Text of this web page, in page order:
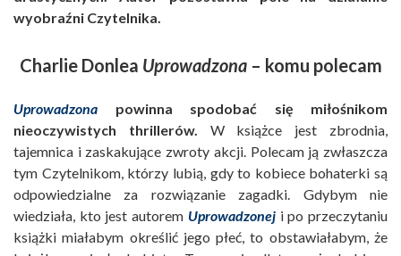
wyobraźni Czytelnika.
Charlie Donlea Uprowadzona– komu polecam
Uprowadzona powinna spodobać się miłośnikom
nieoczywistych thrillerów. W książce jest zbrodnia,
tajemnica i zaskakujące zwroty akcji. Polecam ją zwłaszcza
tym Czytelnikom, którzy lubią, gdy to kobiece bohaterki są
odpowiedzialne za rozwiązanie zagadki. Gdybym nie
wiedziała, kto jest autorem Uprowadzoneji po przeczytaniu
książki miałabym określić jego płeć, to obstawiałabym, że